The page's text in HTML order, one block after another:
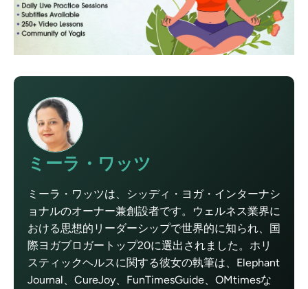
ミーラ・ワッツ
ミーラ・ワッツは、シッディ・ヨガ・インターナシ
ョナルのオーナー兼創設者です。ウェルネス業界に
おける思想的リーダーシップで世界的に知られ、国
際ヨガブロガートップ20に選出されました。ホリ
スティックヘルスに関する彼女の執筆は、Elephant
Journal、CureJoy、FunTimesGuide、OMtimesな